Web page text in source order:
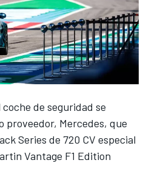
de seguridad se
proveedor, Mercedes, que
Series de 720 CV especial
Vantage F1 Edition